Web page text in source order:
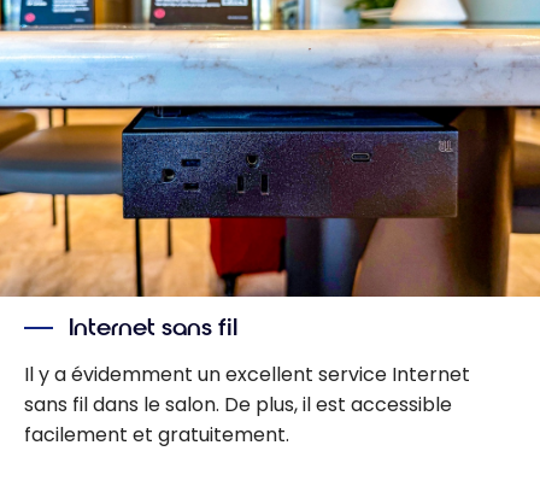
Internet sans fil
Il y a évidemment un excellent service Internet
sans fil dans le salon. De plus, il est accessible
facilement et gratuitement.